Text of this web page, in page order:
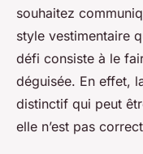
souhaitez
style vestimentaire
défi consiste à le
déguisée. En effet,
distinctif qui peut
elle n’est pas